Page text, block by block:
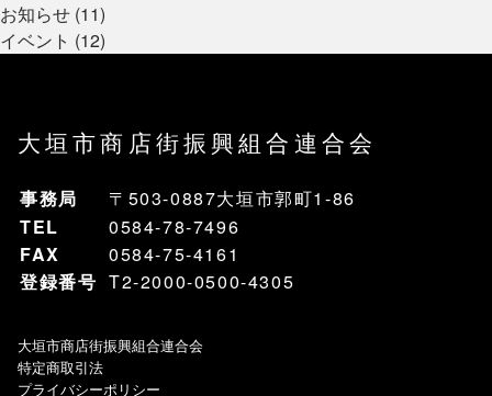
お知らせ (11)
イベント (12)
大垣市商店街振興組合連合会
事務局
〒503-0887大垣市郭町1-86
TEL
0584-78-7496
FAX
0584-75-4161
登録番号 T2-2000-0500-4305
大垣市商店街振興組合連合会
特定商取引法
プライバシーポリシー